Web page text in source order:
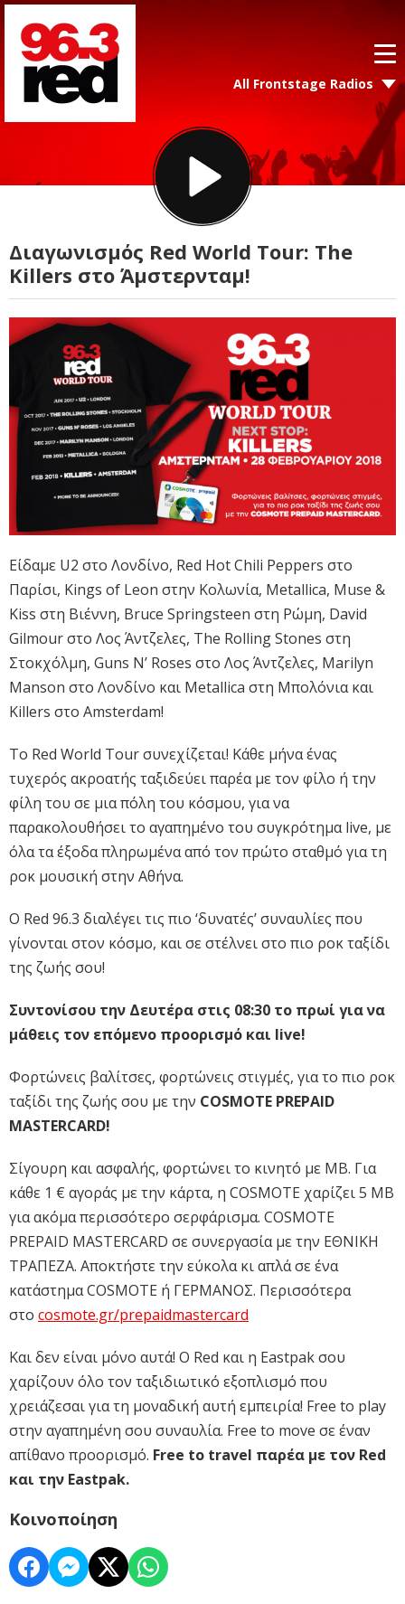
All Frontstage Radios
Διαγωνισμός Red World Tour: The
Killers στο Άμστερνταμ!
Είδαμε U2 στο Λονδίνο, Red Hot Chili Peppers στο
Παρίσι, Kings of Leon στην Κολωνία, Metallica, Muse &
Kiss στη Βιέννη, Bruce Springsteen στη Ρώμη, David
Gilmour στο Λος Άντζελες, The Rolling Stones στη
Στοκχόλμη, Guns N’ Roses στο Λος Άντζελες, Marilyn
Manson στο Λονδίνο και Metallica στη Μπολόνια και
Killers στο Amsterdam!
Το Red World Tour συνεχίζεται! Κάθε μήνα ένας
τυχερός ακροατής ταξιδεύει παρέα με τον φίλο ή την
φίλη του σε μια πόλη του κόσμου, για να
παρακολουθήσει το αγαπημένο του συγκρότημα live, με
όλα τα έξοδα πληρωμένα από τον πρώτο σταθμό για τη
ροκ μουσική στην Αθήνα.
Ο Red 96.3 διαλέγει τις πιο ‘δυνατές’ συναυλίες που
γίνονται στον κόσμο, και σε στέλνει στο πιο ροκ ταξίδι
της ζωής σου!
Συντονίσου την Δευτέρα στις 08:30 το πρωί για να
μάθεις τον επόμενο προορισμό και live!
Φορτώνεις βαλίτσες, φορτώνεις στιγμές, για το πιο ροκ
ταξίδι της ζωής σου με την COSMOTE PREPAID
MASTERCARD!
Σίγουρη και ασφαλής, φορτώνει το κινητό με MB. Για
κάθε 1 € αγοράς με την κάρτα, η COSMOTE χαρίζει 5 ΜΒ
για ακόμα περισσότερο σερφάρισμα. COSMOTE
PREPAID MASTERCARD σε συνεργασία με την ΕΘΝΙΚΗ
ΤΡΑΠΕΖΑ. Αποκτήστε την εύκολα κι απλά σε ένα
κατάστημα COSMOTE ή ΓΕΡΜΑΝΟΣ. Περισσότερα
στο cosmote.gr/prepaidmastercard
Και δεν είναι μόνο αυτά! Ο Red και η Eastpak σου
χαρίζουν όλο τον ταξιδιωτικό εξοπλισμό που
χρειάζεσαι για τη μοναδική αυτή εμπειρία! Free to play
στην αγαπημένη σου συναυλία. Free to move σε έναν
απίθανο προορισμό. Free to travel παρέα με τον Red
και την Eastpak.
Κοινοποίηση